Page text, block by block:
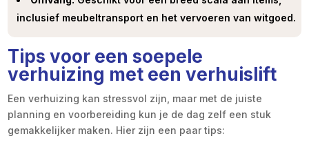
inclusief meubeltransport en het vervoeren van witgoed.
Tips voor een soepele
verhuizing met een verhuislift
Een verhuizing kan stressvol zijn, maar met de juiste
planning en voorbereiding kun je de dag zelf een stuk
gemakkelijker maken. Hier zijn een paar tips: